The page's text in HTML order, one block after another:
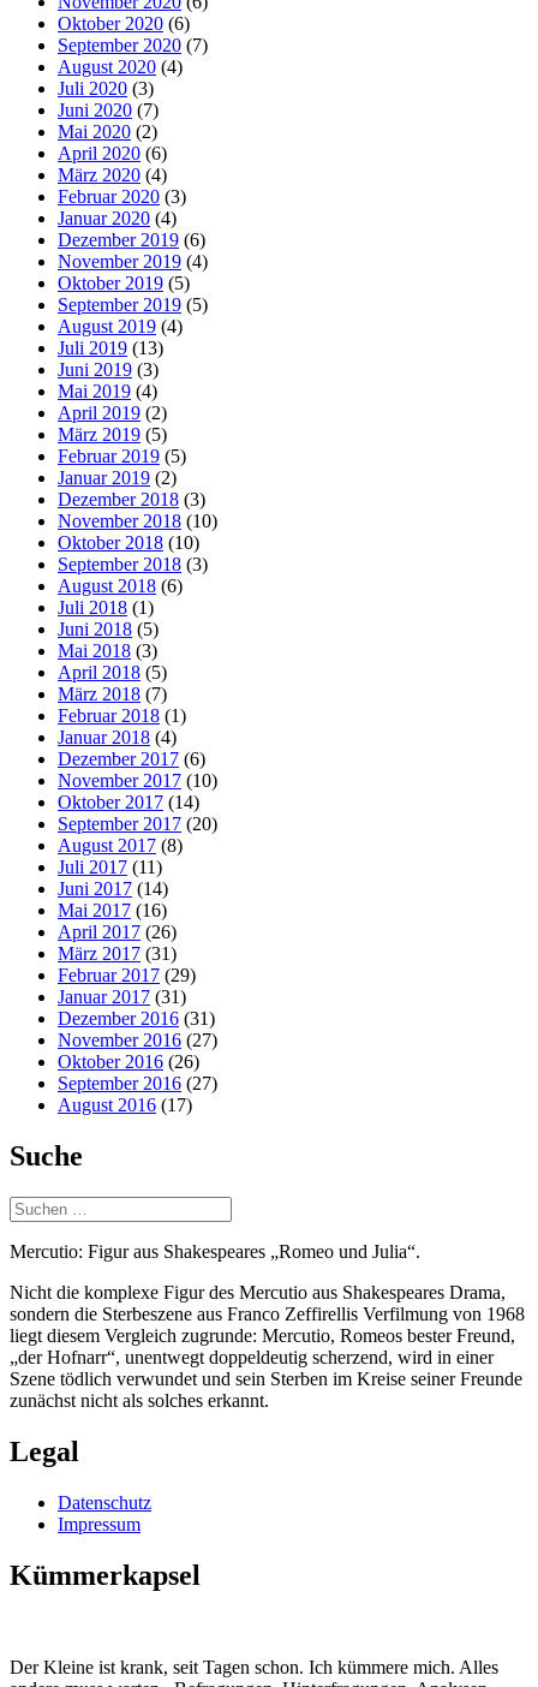
Oktober 2020 (6)
September 2020 (7)
August 2020 (4)
Juli 2020 (3)
Juni 2020 (7)
Mai 2020 (2)
April 2020 (6)
März 2020 (4)
Februar 2020 (3)
Januar 2020 (4)
Dezember 2019 (6)
November 2019 (4)
Oktober 2019 (5)
September 2019 (5)
August 2019 (4)
Juli 2019 (13)
Juni 2019 (3)
Mai 2019 (4)
April 2019 (2)
März 2019 (5)
Februar 2019 (5)
Januar 2019 (2)
Dezember 2018 (3)
November 2018 (10)
Oktober 2018 (10)
September 2018 (3)
August 2018 (6)
Juli 2018 (1)
Juni 2018 (5)
Mai 2018 (3)
April 2018 (5)
März 2018 (7)
Februar 2018 (1)
Januar 2018 (4)
Dezember 2017 (6)
November 2017 (10)
Oktober 2017 (14)
September 2017 (20)
August 2017 (8)
Juli 2017 (11)
Juni 2017 (14)
Mai 2017 (16)
April 2017 (26)
März 2017 (31)
Februar 2017 (29)
Januar 2017 (31)
Dezember 2016 (31)
November 2016 (27)
Oktober 2016 (26)
September 2016 (27)
August 2016 (17)
Suche
Suchen
nach:
Mercutio: Figur aus Shakespeares „Romeo und Julia“.
Nicht die komplexe Figur des Mercutio aus Shakespeares Drama,
sondern die Sterbeszene aus Franco Zeffirellis Verfilmung von 1968
liegt diesem Vergleich zugrunde: Mercutio, Romeos bester Freund,
„der Hofnarr“, unentwegt doppeldeutig scherzend, wird in einer
Szene tödlich verwundet und sein Sterben im Kreise seiner Freunde
zunächst nicht als solches erkannt.
Legal
Datenschutz
Impressum
Kümmerkapsel
Der Kleine ist krank, seit Tagen schon. Ich kümmere mich. Alles